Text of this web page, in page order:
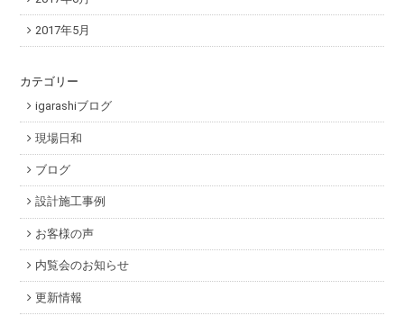
2017年5月
カテゴリー
igarashiブログ
現場日和
ブログ
設計施工事例
お客様の声
内覧会のお知らせ
更新情報